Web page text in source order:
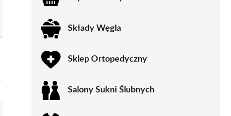
Składy Węgla
Sklep Ortopedyczny
Salony Sukni Ślubnych